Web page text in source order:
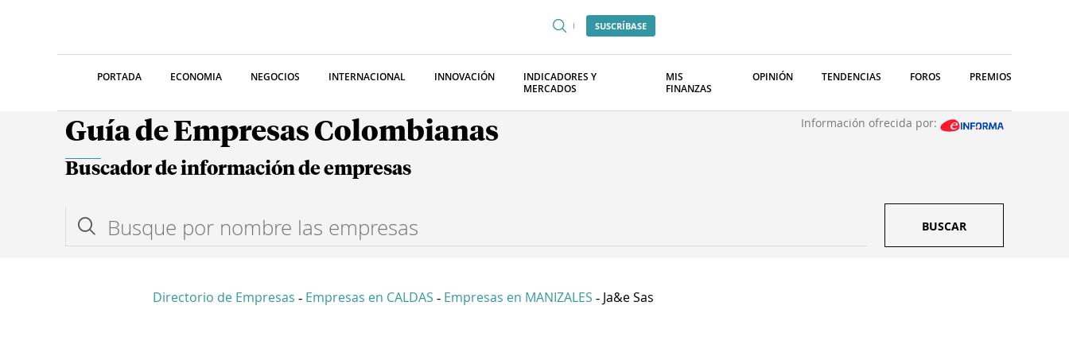
SUSCRÍBASE
PORTADA ECONOMIA NEGOCIOS INTERNACIONAL INNOVACIÓN
INDICADORES Y
MERCADOS
MIS
FINANZAS
OPINIÓN TENDENCIAS FOROS PREMIOS
Guía de Empresas Colombianas Información ofrecida por:
Buscador de información de empresas
BUSCAR
Directorio de Empresas - Empresas en CALDAS - Empresas en MANIZALES - Ja&e Sas